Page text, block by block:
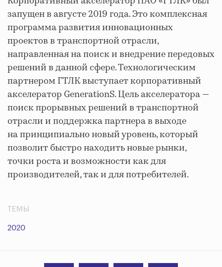
запущен в августе 2019 года. Это комплексная
программа развития инновационных
проектов в транспортной отрасли,
направленная на поиск и внедрение передовых
решений в данной сфере. Технологическим
партнером ГТЛК выступает корпоративный
акселератор GenerationS. Цель акселератора —
поиск прорывных решений в транспортной
отрасли и поддержка партнера в выходе
на принципиально новый уровень, который
позволит быстро находить новые рынки,
точки роста и возможности как для
производителей, так и для потребителей.
ТЕМЫ
2020